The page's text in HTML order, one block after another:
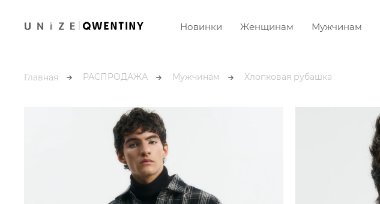
Новинки Женщинам Мужчинам
Главная РАСПРОДАЖА Мужчинам Хлопковая рубашка